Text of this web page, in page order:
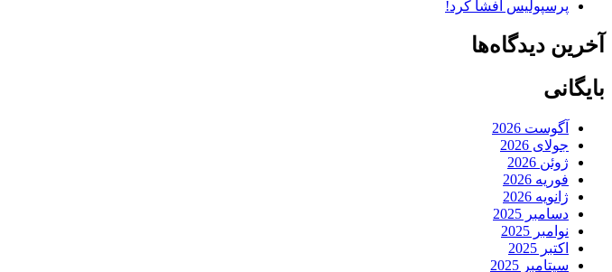
پرسپولیس افشا کرد!
آخرین دیدگاه‌ها
بایگانی
آگوست 2026
جولای 2026
ژوئن 2026
فوریه 2026
ژانویه 2026
دسامبر 2025
نوامبر 2025
اکتبر 2025
سپتامبر 2025